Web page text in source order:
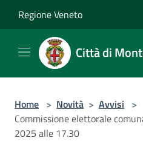
Regione Veneto
Città di
Home > Novità > Avvisi >
Commissione elettorale
2025 alle 17.30